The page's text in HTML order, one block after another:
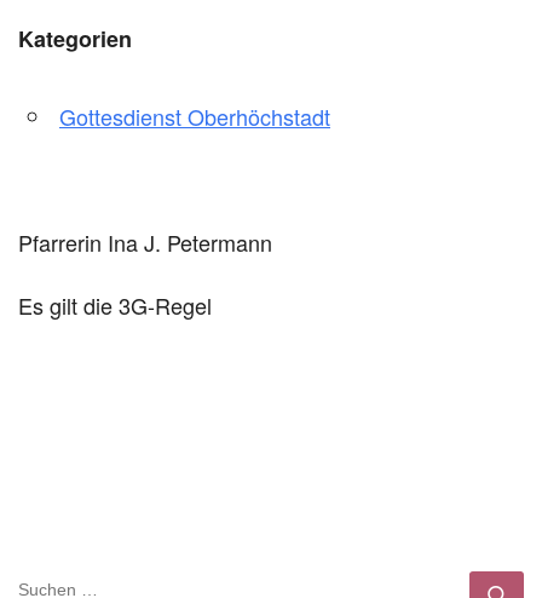
Kategorien
Gottesdienst Oberhöchstadt
Pfarrerin Ina J. Petermann
Es gilt die 3G-Regel
SUCHE